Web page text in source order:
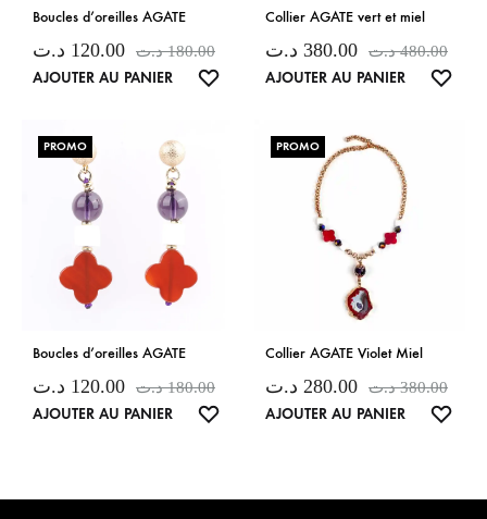
Boucles d’oreilles AGATE
120.00 د.ت 180.00 د.ت
AJOUTER AU PANIER
Collier AGATE vert et miel
380.00 د.ت 480.00 د.ت
AJOUTER AU PANIER
PROMO
Boucles d’oreilles AGATE
120.00 د.ت 180.00 د.ت
AJOUTER AU PANIER
PROMO
Collier AGATE Violet Miel
280.00 د.ت 380.00 د.ت
AJOUTER AU PANIER